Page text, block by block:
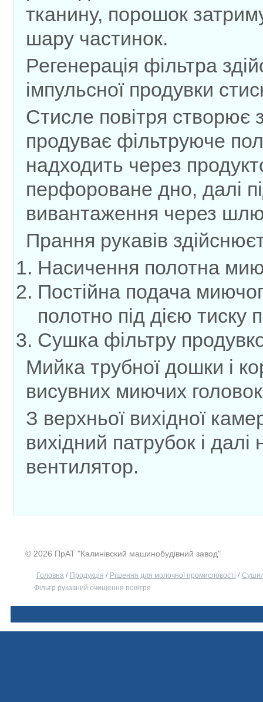
тканину, порошок
шару частинок.
Регенерація фільтра
імпульсної продувки
Стисле повітря створює
продуває фільтруюче
надходить через
перфороване дно, далі
вивантаження через
Прання рукавів
Насичення полотна
Постійна подача
полотно під дією тиску
Сушка фільтру
Мийка трубної дошки і
висувних миючих
З верхньої вихідної
вихідний патрубок і
вентилятор.
© 2026 ПрАТ "Калинівский машинобудівний завод"
Головна / Продукція / Рішення для молочної промисловості /
Фільтр рукавний очищення повітря